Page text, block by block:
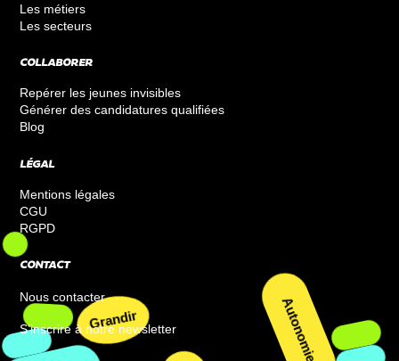
Les métiers
Les secteurs
COLLABORER
Repérer les jeunes invisibles
Générer des candidatures qualifiées
Blog
LÉGAL
Mentions légales
CGU
RGPD
CONTACT
Nous contacter
S’inscrire à notre newsletter
Grandir Autonomie